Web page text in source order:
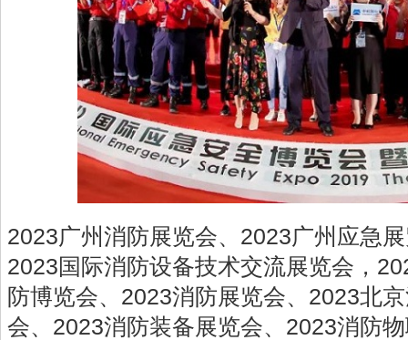
2023广州消防展览会、2023广州应急
2023国际消防设备技术交流展览会，
防博览会、2023消防展览会、2023北
会、2023消防装备展览会、2023消防